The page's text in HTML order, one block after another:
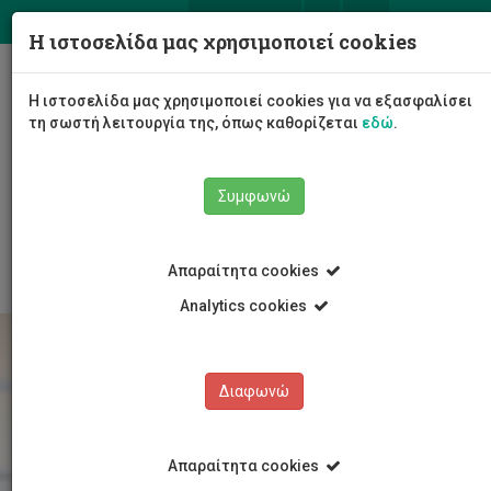
Διοίκηση
Διοικητικές Υπηρεσίες
Η ιστοσελίδα μας χρησιμοποιεί cookies
Η ιστοσελίδα μας χρησιμοποιεί cookies για να εξασφαλίσει
τη σωστή λειτουργία της, όπως καθορίζεται εδώ.
Συμφωνώ
Απαραίτητα cookies
Analytics cookies
Διαφωνώ
Απαραίτητα cookies